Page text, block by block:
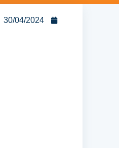
30/04/2024